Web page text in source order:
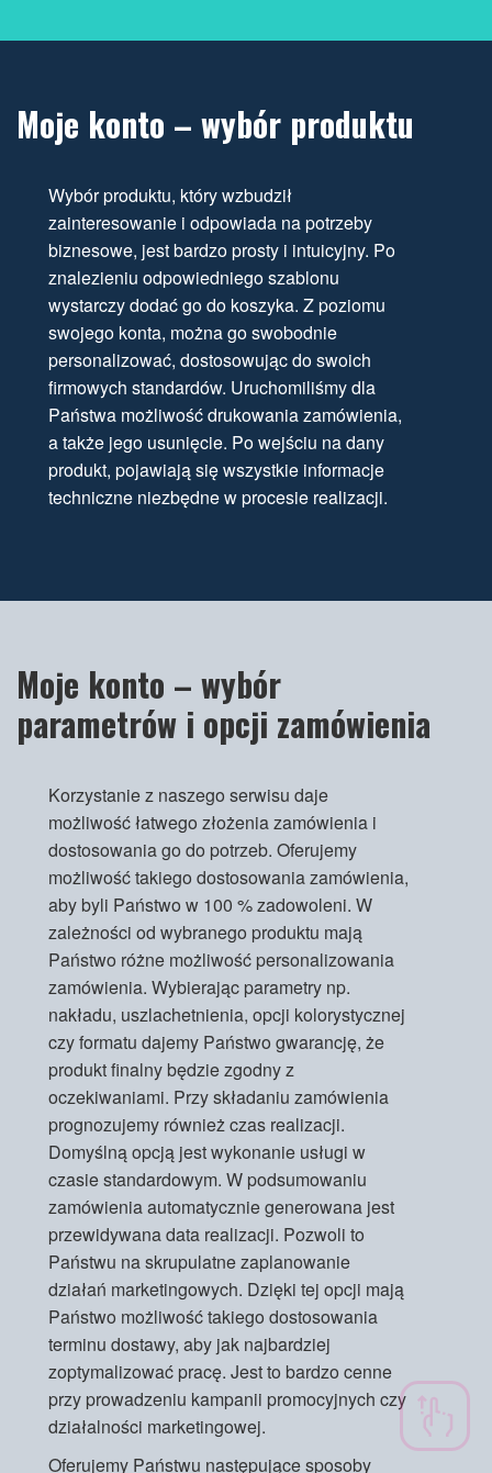
Moje konto – wybór produktu
Wybór produktu, który wzbudził
zainteresowanie i odpowiada na potrzeby
biznesowe, jest bardzo prosty i intuicyjny. Po
znalezieniu odpowiedniego szablonu
wystarczy dodać go do koszyka. Z poziomu
swojego konta, można go swobodnie
personalizować, dostosowując do swoich
firmowych standardów. Uruchomiliśmy dla
Państwa możliwość drukowania zamówienia,
a także jego usunięcie. Po wejściu na dany
produkt, pojawiają się wszystkie informacje
techniczne niezbędne w procesie realizacji.
Moje konto – wybór
parametrów i opcji zamówienia
Korzystanie z naszego serwisu daje
możliwość łatwego złożenia zamówienia i
dostosowania go do potrzeb. Oferujemy
możliwość takiego dostosowania zamówienia,
aby byli Państwo w 100 % zadowoleni. W
zależności od wybranego produktu mają
Państwo różne możliwość personalizowania
zamówienia. Wybierając parametry np.
nakładu, uszlachetnienia, opcji kolorystycznej
czy formatu dajemy Państwo gwarancję, że
produkt finalny będzie zgodny z
oczekiwaniami. Przy składaniu zamówienia
prognozujemy również czas realizacji.
Domyślną opcją jest wykonanie usługi w
czasie standardowym. W podsumowaniu
zamówienia automatycznie generowana jest
przewidywana data realizacji. Pozwoli to
Państwu na skrupulatne zaplanowanie
działań marketingowych. Dzięki tej opcji mają
Państwo możliwość takiego dostosowania
terminu dostawy, aby jak najbardziej
zoptymalizować pracę. Jest to bardzo cenne
przy prowadzeniu kampanii promocyjnych czy
działalności marketingowej.
Oferujemy Państwu następujące sposoby